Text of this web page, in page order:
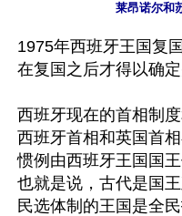
莱昂诺尔和
1975年西班牙王国复
在复国之后才得以确定
西班牙现在的首相制
西班牙首相和英国首
惯例由西班牙王国国
也就是说，古代是国
民选体制的王国是全